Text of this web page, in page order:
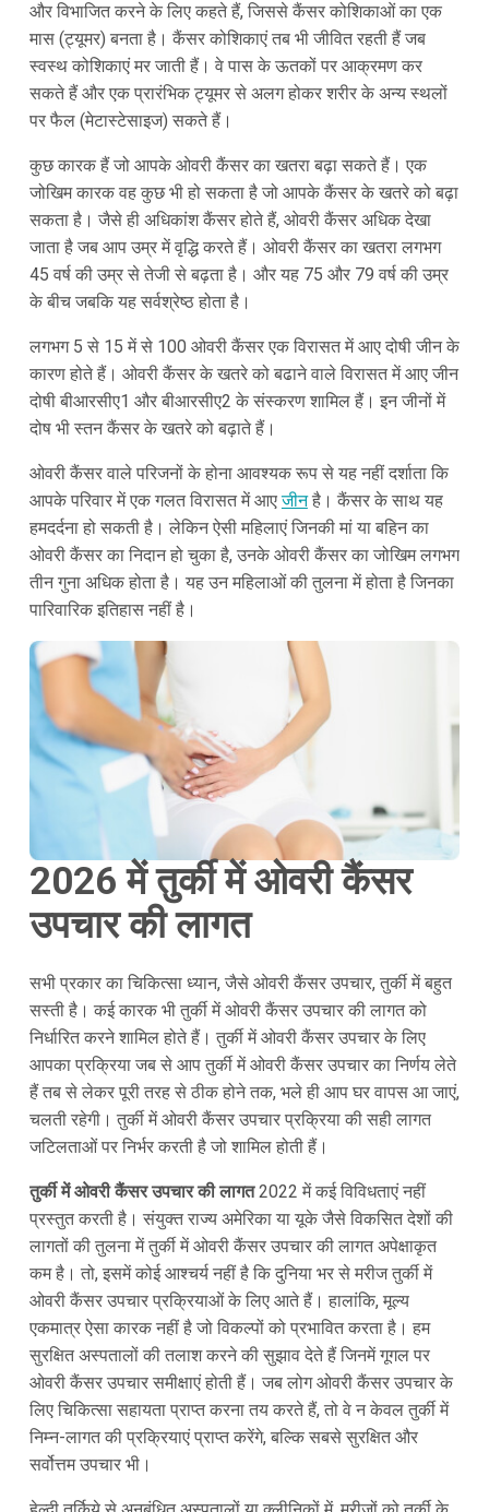
और विभाजित करने के लिए कहते हैं, जिससे कैंसर कोशिकाओं का एक
मास (ट्यूमर) बनता है। कैंसर कोशिकाएं तब भी जीवित रहती हैं जब
स्वस्थ कोशिकाएं मर जाती हैं। वे पास के ऊतकों पर आक्रमण कर
सकते हैं और एक प्रारंभिक ट्यूमर से अलग होकर शरीर के अन्य स्थलों
पर फैल (मेटास्टेसाइज) सकते हैं।
कुछ कारक हैं जो आपके ओवरी कैंसर का खतरा बढ़ा सकते हैं। एक
जोखिम कारक वह कुछ भी हो सकता है जो आपके कैंसर के खतरे को बढ़ा
सकता है। जैसे ही अधिकांश कैंसर होते हैं, ओवरी कैंसर अधिक देखा
जाता है जब आप उम्र में वृद्धि करते हैं। ओवरी कैंसर का खतरा लगभग
45 वर्ष की उम्र से तेजी से बढ़ता है। और यह 75 और 79 वर्ष की उम्र
के बीच जबकि यह सर्वश्रेष्ठ होता है।
लगभग 5 से 15 में से 100 ओवरी कैंसर एक विरासत में आए दोषी जीन के
कारण होते हैं। ओवरी कैंसर के खतरे को बढाने वाले विरासत में आए जीन
दोषी बीआरसीए1 और बीआरसीए2 के संस्करण शामिल हैं। इन जीनों में
दोष भी स्तन कैंसर के खतरे को बढ़ाते हैं।
ओवरी कैंसर वाले परिजनों के होना आवश्यक रूप से यह नहीं दर्शाता कि
आपके परिवार में एक गलत विरासत में आएजीनहै। कैंसर के साथ यह
हमदर्दना हो सकती है। लेकिन ऐसी महिलाएं जिनकी मां या बहिन का
ओवरी कैंसर का निदान हो चुका है, उनके ओवरी कैंसर का जोखिम लगभग
तीन गुना अधिक होता है। यह उन महिलाओं की तुलना में होता है जिनका
पारिवारिक इतिहास नहीं है।
2026 में तुर्की में ओवरी कैंसर
उपचार की लागत
सभी प्रकार का चिकित्सा ध्यान, जैसे ओवरी कैंसर उपचार, तुर्की में बहुत
सस्ती है। कई कारक भी तुर्की में ओवरी कैंसर उपचार की लागत को
निर्धारित करने शामिल होते हैं। तुर्की में ओवरी कैंसर उपचार के लिए
आपका प्रक्रिया जब से आप तुर्की में ओवरी कैंसर उपचार का निर्णय लेते
हैं तब से लेकर पूरी तरह से ठीक होने तक, भले ही आप घर वापस आ जाएं,
चलती रहेगी। तुर्की में ओवरी कैंसर उपचार प्रक्रिया की सही लागत
जटिलताओं पर निर्भर करती है जो शामिल होती हैं।
तुर्की में ओवरी कैंसर उपचार की लागत2022 में कई विविधताएं नहीं
प्रस्तुत करती है। संयुक्त राज्य अमेरिका या यूके जैसे विकसित देशों की
लागतों की तुलना में तुर्की में ओवरी कैंसर उपचार की लागत अपेक्षाकृत
कम है। तो, इसमें कोई आश्चर्य नहीं है कि दुनिया भर से मरीज तुर्की में
ओवरी कैंसर उपचार प्रक्रियाओं के लिए आते हैं। हालांकि, मूल्य
एकमात्र ऐसा कारक नहीं है जो विकल्पों को प्रभावित करता है। हम
सुरक्षित अस्पतालों की तलाश करने की सुझाव देते हैं जिनमें गूगल पर
ओवरी कैंसर उपचार समीक्षाएं होती हैं। जब लोग ओवरी कैंसर उपचार के
लिए चिकित्सा सहायता प्राप्त करना तय करते हैं, तो वे न केवल तुर्की में
निम्न-लागत की प्रक्रियाएं प्राप्त करेंगे, बल्कि सबसे सुरक्षित और
सर्वोत्तम उपचार भी।